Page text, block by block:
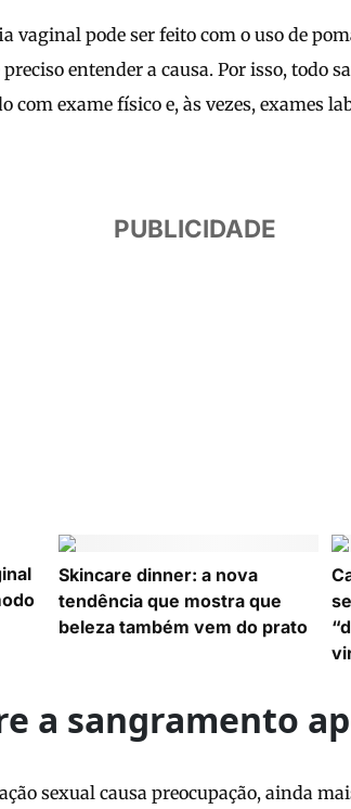
vaginal pode ser feito com o uso de
entender a causa. Por isso, todo
com exame físico e, às vezes, exames
PUBLICIDADE
Skincare dinner: a nova
tendência que mostra que
beleza também vem do prato
a sangramento
sexual causa preocupação, ainda